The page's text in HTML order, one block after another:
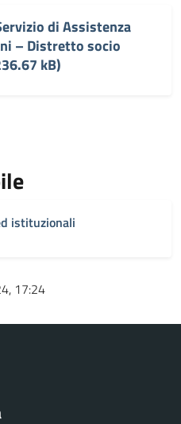
di Assistenza
– Distretto socio
kB)
istituzionali
17:24